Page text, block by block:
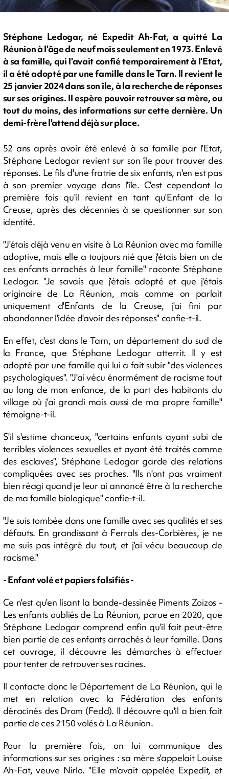
Stéphane Ledogar, né Expedit Ah-Fat, a quitté La
Réunion à l'âge de neuf mois seulement en 1973. Enlevé
à sa famille, qui l'avait confié temporairement à l'Etat,
il a été adopté par une famille dans le Tarn. Il revient le
25 janvier 2024 dans son île, à la recherche de réponses
sur ses origines. Il espère pouvoir retrouver sa mère, ou
tout du moins, des informations sur cette dernière. Un
demi-frère l'attend déjà sur place.
52 ans après avoir été enlevé à sa famille par l'Etat,
Stéphane Ledogar revient sur son île pour trouver des
réponses. Le fils d'une fratrie de six enfants, n'en est pas
à son premier voyage dans l'île. C'est cependant la
première fois qu'il revient en tant qu'Enfant de la
Creuse, après des décennies à se questionner sur son
identité.
"J'étais déjà venu en visite à La Réunion avec ma famille
adoptive, mais elle a toujours nié que j'étais bien un de
ces enfants arrachés à leur famille" raconte Stéphane
Ledogar. "Je savais que j'étais adopté et que j'étais
originaire de La Réunion, mais comme on parlait
uniquement d'Enfants de la Creuse, j'ai fini par
abandonner l'idée d'avoir des réponses" confie-t-il.
En effet, c'est dans le Tarn, un département du sud de
la France, que Stéphane Ledogar atterrit. Il y est
adopté par une famille qui lui a fait subir "des violences
psychologiques". "J'ai vécu énormément de racisme tout
au long de mon enfance, de la part des habitants du
village où j'ai grandi mais aussi de ma propre famille"
témoigne-t-il.
S'il s'estime chanceux, "certains enfants ayant subi de
terribles violences sexuelles et ayant été traités comme
des esclaves", Stéphane Ledogar garde des relations
compliquées avec ses proches. "Ils n'ont pas vraiment
bien réagi quand je leur ai annoncé être à la recherche
de ma famille biologique" confie-t-il.
"Je suis tombée dans une famille avec ses qualités et ses
défauts. En grandissant à Ferrals des-Corbières, je ne
me suis pas intégré du tout, et j'ai vécu beaucoup de
racisme."
- Enfant volé et papiers falsifiés -
Ce n'est qu'en lisant la bande-dessinée Piments Zoizos -
Les enfants oubliés de La Réunion, parue en 2020, que
Stéphane Ledogar comprend enfin qu'il fait peut-être
bien partie de ces enfants arrachés à leur famille. Dans
cet ouvrage, il découvre les démarches à effectuer
pour tenter de retrouver ses racines.
Il contacte donc le Département de La Réunion, qui le
met en relation avec la Fédération des enfants
déracinés des Drom (Fedd). Il découvre qu'il a bien fait
partie de ces 2150 volés à La Réunion.
Pour la première fois, on lui communique des
informations sur ses origines : sa mère s'appelait Louise
Ah-Fat, veuve Nirlo. "Elle m'avait appelée Expedit, et